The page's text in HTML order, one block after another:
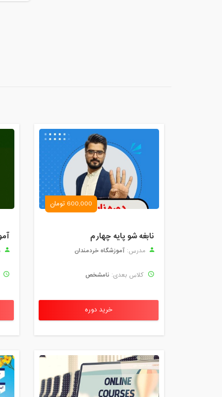
600,000 تومان
نابغه شو پایه چهارم
مدرس: آموزشگاه خردمندان
کلاس بعدی: نامشخص
خرید دوره